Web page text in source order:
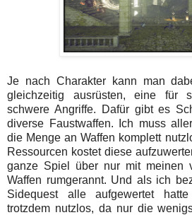
Je nach Charakter kann man
gleichzeitig ausrüsten, eine für
schwere Angriffe. Dafür gibt es
diverse Faustwaffen. Ich muss
die Menge an Waffen komplett
Ressourcen kostet diese
ganze Spiel über nur mit meinen
Waffen rumgerannt. Und als ich
Sidequest alle aufgewertet
trotzdem nutzlos, da nur die